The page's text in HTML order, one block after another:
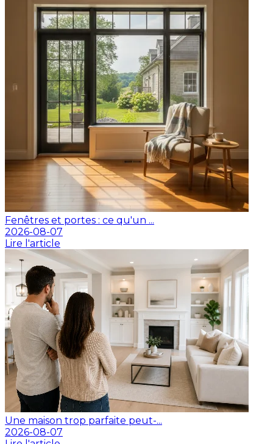
Fenêtres et portes : ce qu'un ...
2026-08-07
Lire l'article
Une maison trop parfaite peut-...
2026-08-07